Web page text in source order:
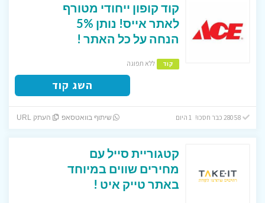
קוד קופון ייחודי מטורף
לאתר אייס! נותן 5%
הנחה על כל האתר !
קוד ללא תפוגה
השג קוד
28058 כבר חסכו! 1 היום שיתוף בוואטסאפ העתק URL
קטגוריית סייל עם
מחירים שווים במיוחד
באתר טייק איט !